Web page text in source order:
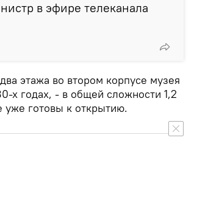
в эфире телеканала
этажа во втором корпусе музея
х годах, - в общей сложности 1,2
уже готовы к открытию.